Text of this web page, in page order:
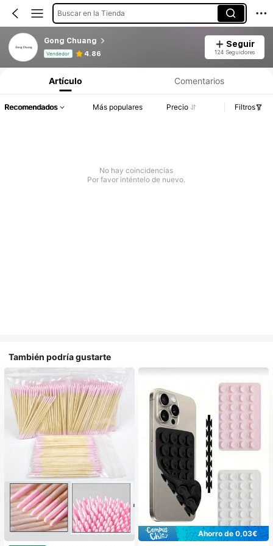
Buscar en la Tienda
Gong Chuang
Vendedor 4.86
Seguir
124 Seguidores
Artículo Comentarios
Recomendados Más populares Precio Filtros
No hay coincidencias
Por favor inténtelo de nuevo.
También podría gustarte
Ahorro de 0,03€